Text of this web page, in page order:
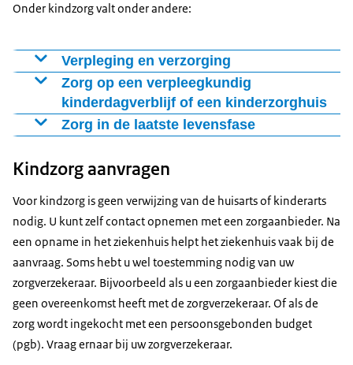
Onder kindzorg valt onder andere:
Verpleging en verzorging
Onder verpleging en verzorging valt onder meer het
volgende:
katheteriseren
zorg rondom voedingssondes
monitorbewaking
medicijnen toedienen
infuusbehandeling
tracheacanulezorg
thuisbeademing
stomazorg
darmspoelen
wondzorg
Zorg op een verpleegkundig
kinderdagverblijf of een kinderzorghuis
Kindzorg wordt geboden in de eigen omgeving. Dat
kinderdagverblijf, verpleegkundig kinderdagverblijf,
Verpleegkundig kinderdagverblijf
Een verpleegkundig kinderdagverblijf is er voor
kinderen tot 4 jaar met complexe medische
problemen. In dit kinderdagverblijf kan uw kind
ondanks ziekte of beperking een kind zijn.
Hiervoor zorgen kinderverpleegkundigen en
Zorg in de laatste levensfase
verandert het doel van de zorg. In plaats van zorg
mogelijke kwaliteit van leven te geven en om uw gezin
zo goed mogelijk te ondersteunen. Zo behoudt u de
regie en uw zelfstandigheid. Uw wensen en keuzes
staan daarbij centraal. De zorg probeert ongemakken
te voorkomen en klachten te verlichten. De
kinderverpleegkundige bekijkt samen met u op welke
manier uw kind en uw gezin de juiste zorg krijgen.
Kindzorg aanvragen
Voor kindzorg is geen verwijzing van de huisarts of kinderarts
nodig. U kunt zelf contact opnemen met een zorgaanbieder. Na
een opname in het ziekenhuis helpt het ziekenhuis vaak bij de
aanvraag. Soms hebt u wel toestemming nodig van uw
zorgverzekeraar. Bijvoorbeeld als u een zorgaanbieder kiest die
geen overeenkomst heeft met de zorgverzekeraar. Of als de
zorg wordt ingekocht met een persoonsgebonden budget
(pgb). Vraag ernaar bij uw zorgverzekeraar.